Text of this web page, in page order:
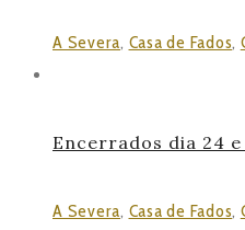
A Severa, Casa de Fados,
Encerrados dia 24
A Severa, Casa de Fados,